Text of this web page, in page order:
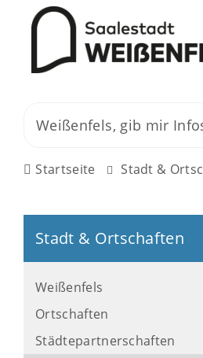
Startseite Stadt &
Stadt & Ortschaften
Weißenfels
Ortschaften
Städtepartnerschaften